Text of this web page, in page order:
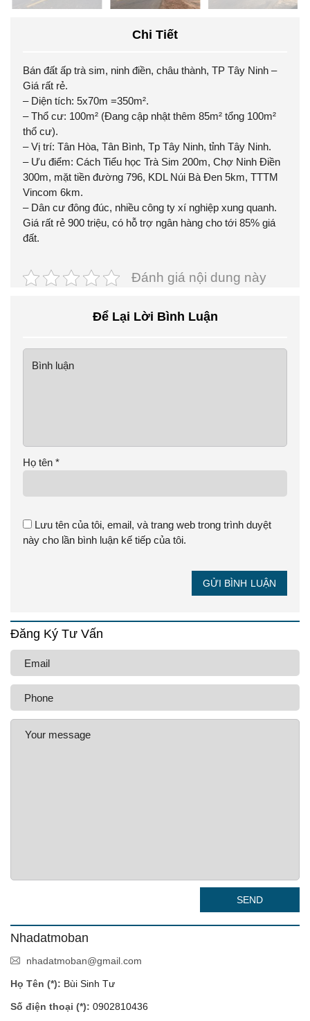
Chi Tiết
Bán đất ấp trà sim, ninh điền, châu thành, TP Tây Ninh –
Giá rất rẻ.
– Diện tích: 5x70m =350m².
– Thổ cư: 100m² (Đang cập nhật thêm 85m² tổng 100m²
thổ cư).
– Vị trí: Tân Hòa, Tân Bình, Tp Tây Ninh, tỉnh Tây Ninh.
– Ưu điểm: Cách Tiểu học Trà Sim 200m, Chợ Ninh Điền
300m, mặt tiền đường 796, KDL Núi Bà Đen 5km, TTTM
Vincom 6km.
– Dân cư đông đúc, nhiều công ty xí nghiệp xung quanh.
Giá rất rẻ 900 triệu, có hỗ trợ ngân hàng cho tới 85% giá
đất.
Đánh giá nội dung này
Để Lại Lời Bình Luận
Họ tên *
Lưu tên của tôi, email, và trang web trong trình duyệt
này cho lần bình luận kế tiếp của tôi.
GỬI BÌNH LUẬN
Đăng Ký Tư Vấn
SEND
Nhadatmoban
nhadatmoban@gmail.com
Họ Tên (*): Bùi Sinh Tư
Số điện thoại (*): 0902810436